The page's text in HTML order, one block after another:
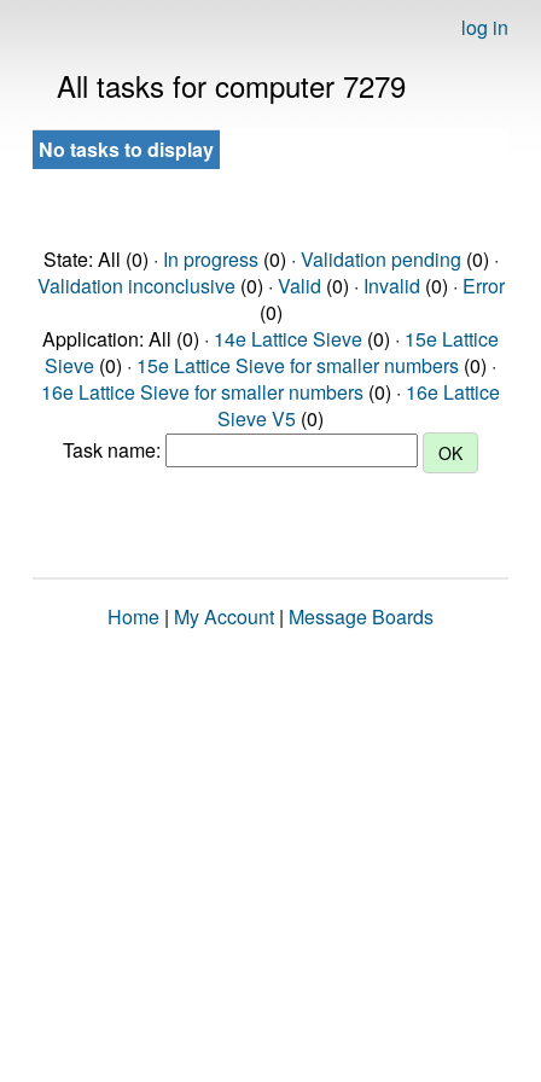
log in
All tasks for computer 7279
No tasks to display
State: All (0) · In progress(0) · Validation pending (0) ·
Validation inconclusive(0) · Valid (0) · Invalid (0) · Error
(0)
Application: All (0) · 14e Lattice Sieve (0) · 15e Lattice
Sieve (0) · 15e Lattice Sieve for smaller numbers (0) ·
16e Lattice Sieve for smaller numbers (0) · 16e Lattice
Sieve V5 (0)
Task name:
Home | My Account | Message Boards